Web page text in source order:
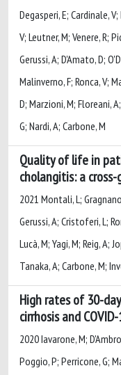
Degasperi, E; Cardinale,
V; Leutner, M; Venere, R;
Gerussi, A; D'Amato, D;
Malinverno, F; Ronca, V;
D; Marzioni, M; Floreani,
G; Nardi, A; Carbone, M
Quality of life in
cholangitis: a
2021 Montali, L;
Gerussi, A; Cristoferi, L;
Lucà, M; Yagi, M; Reig, A;
Tanaka, A; Carbone, M;
High rates of 30-
cirrhosis and
2020 Iavarone, M;
Poggio, P; Perricone, G;